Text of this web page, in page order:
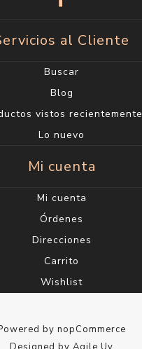
al Cliente
Buscar
Blog
vistos recientemente
Lo nuevo
Mi cuenta
Mi cuenta
Órdenes
Direcciones
Carrito
Wishlist
by nopCommerce